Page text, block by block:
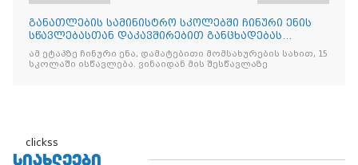
განათლების სამინისტრო სკოლებში ჩინური ენის
სწავლებასთან დაკავშირებით განცხადებას
ავრცელებს
ამ ეტაპზე ჩინური ენა, დამატებითი მომსახურების სახით, 15
სკოლაში ისწავლება. ვინაიდან მის შესწავლაზე
clickss
ᲡᲘᲐᲮᲚᲔᲔᲑᲘ